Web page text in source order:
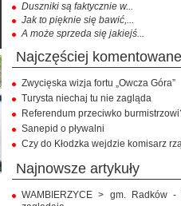
Duszniki są faktycznie w...
Jak to pięknie się bawić,...
A może sprzeda się jakiejś...
najczęściej komentowane
Zwycięska wizja fortu „Owcza Góra”
Turysta niechaj tu nie zagląda
Referendum przeciwko
Sanepid o pływalni
Czy do Kłodzka wejdzie komisarz
najnowsze artykuły
WAMBIERZYCE > gm. Radków